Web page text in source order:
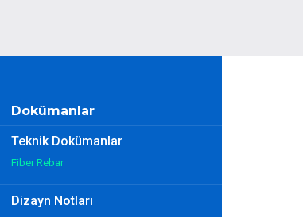
Dokümanlar
Teknik Dokümanlar
Fiber Rebar
Dizayn Notları